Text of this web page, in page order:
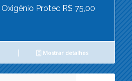
Protec R$ 75,00
Mostrar detalhes